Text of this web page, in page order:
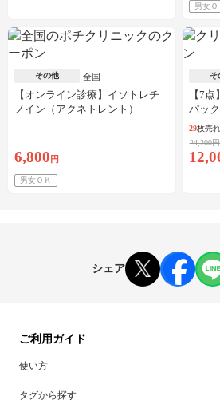
男女Ｏ
その他 全国
【オンライン診療】イソトレチ
ノイン（アクネトレント）
6,800 円
男女ＯＫ
そ
【7
パッ
29枚売
24,200
シェア
ご利用ガイド
使い方
タグから探す